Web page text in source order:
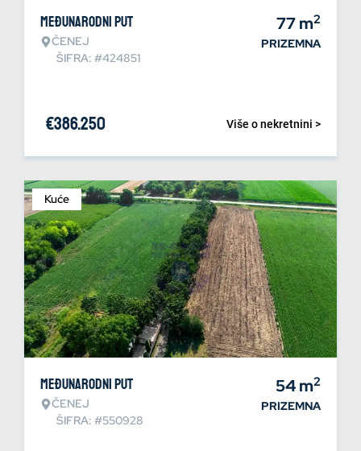
Međunarodni put
ČENEJ
ŠIFRA: #424851
77m2
PRIZEMNA
Više o nekretnini >
€386.250
Kuće
Međunarodni put
ČENEJ
ŠIFRA: #550928
54m2
PRIZEMNA